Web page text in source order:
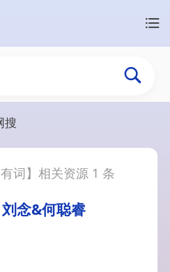
搜
词】相关资源 1 条
念&何聪睿